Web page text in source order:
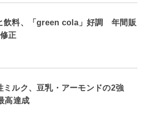
飲料、「green cola」好調 年間販
正
ミルク、豆乳・アーモンドの2強
高達成